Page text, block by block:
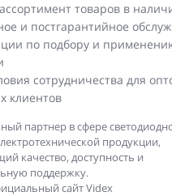
товаров в
и постгарантийное
по подбору и
сотрудничества для
клиентов
партнер в сфере
продукции,
качество, доступность и
поддержку.
сайт Videx